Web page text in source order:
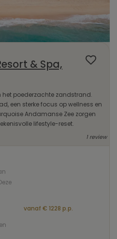
& Spa,
het poederzachte zandstrand.
een sterke focus op wellness en
Andamanse Zee zorgen
lifestyle-reset.
1 review
vanaf € 1228 p.p.